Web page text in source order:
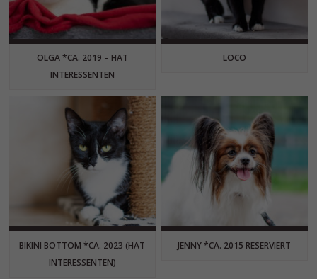
OLGA *CA. 2019 – HAT
INTERESSENTEN
LOCO
BIKINI BOTTOM *CA. 2023 (HAT
INTERESSENTEN)
JENNY *CA. 2015 RESERVIERT